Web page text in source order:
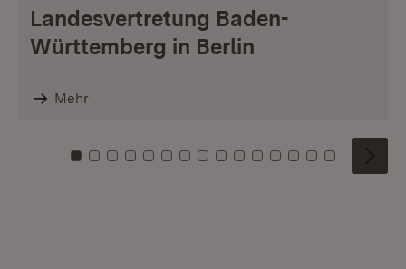
Landesvertretung Baden-
Württemberg in Berlin
Mehr
Zu Kachel: 0
Zu Kachel: 1
Zu Kachel: 2
Zu Kachel: 3
Zu Kachel: 4
Zu Kachel: 5
Zu Kachel: 6
Zu Kachel: 7
Zu Kachel: 8
Zu Kachel: 9
Zu Kachel: 10
Zu Kachel: 11
Zu Kachel: 12
Zu Kachel:
Zu